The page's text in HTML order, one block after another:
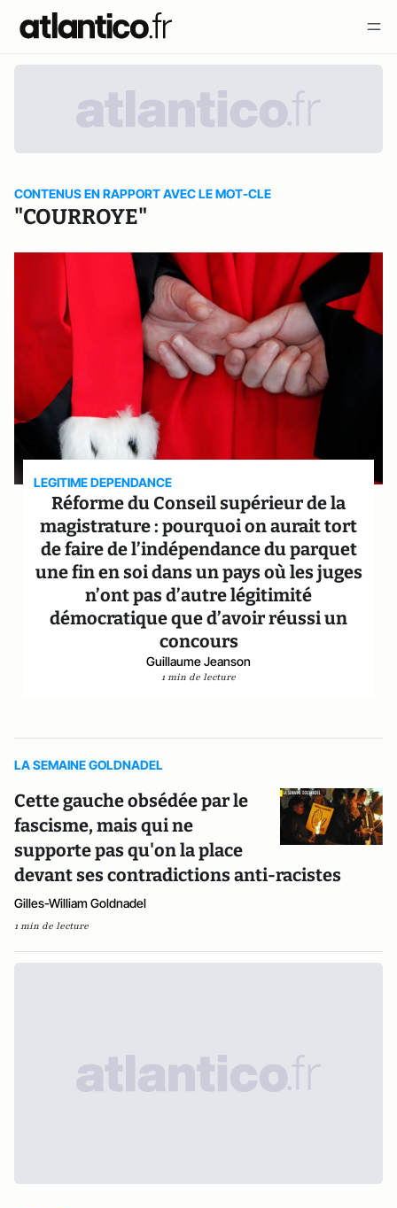
CONTENUS EN RAPPORT AVEC LE MOT-CLE
"COURROYE"
LEGITIME DEPENDANCE
Réforme du Conseil supérieur de la
magistrature : pourquoi on aurait tort
de faire de l’indépendance du parquet
une fin en soi dans un pays où les juges
n’ont pas d’autre légitimité
démocratique que d’avoir réussi un
concours
Guillaume Jeanson
1 min de lecture
LA SEMAINE GOLDNADEL
Cette gauche obsédée par le
fascisme, mais qui ne
supporte pas qu'on la place
devant ses contradictions anti-racistes
Gilles-William Goldnadel
1 min de lecture